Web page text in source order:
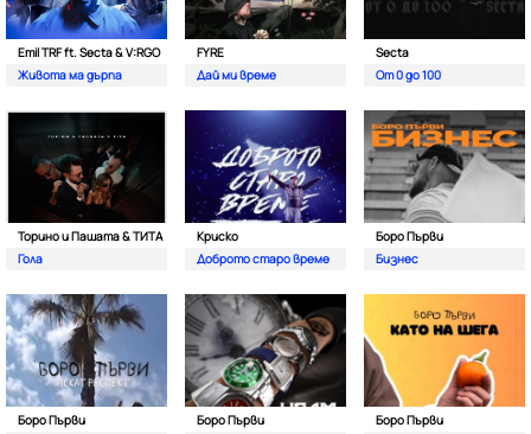
Emil TRF ft. Secta & V:RGO
Живота ма дърпа
FYRE
Дай ми време
Secta
От 0 до 100
Торино и Пашата & ТИТА
Гола
Криско
Доброто старо време
Боро Първи
Бизнес
Боро Първи
Боро Първи
Боро Първи